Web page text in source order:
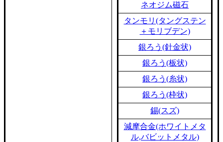
ネオジム磁石
タンモリ(タングステン
＋モリブデン)
銀ろう(針金状)
銀ろう(板状)
銀ろう(糸状)
銀ろう(枠状)
錫(スズ)
減摩合金(ホワイトメタ
ル,バビットメタル)